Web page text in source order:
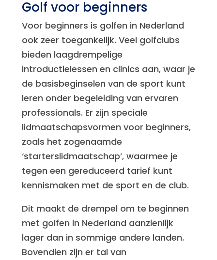
Golf voor beginners
Voor beginners is golfen in Nederland
ook zeer toegankelijk. Veel golfclubs
bieden laagdrempelige
introductielessen en clinics aan, waar je
de basisbeginselen van de sport kunt
leren onder begeleiding van ervaren
professionals. Er zijn speciale
lidmaatschapsvormen voor beginners,
zoals het zogenaamde
‘starterslidmaatschap’, waarmee je
tegen een gereduceerd tarief kunt
kennismaken met de sport en de club.
Dit maakt de drempel om te beginnen
met golfen in Nederland aanzienlijk
lager dan in sommige andere landen.
Bovendien zijn er tal van